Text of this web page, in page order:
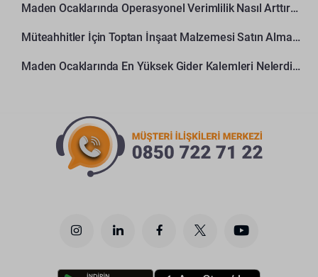
Maden Ocaklarında Operasyonel Verimlilik Nasıl Arttırılır?
Müteahhitler İçin Toptan İnşaat Malzemesi Satın Alma Rehberi
Maden Ocaklarında En Yüksek Gider Kalemleri Nelerdir?